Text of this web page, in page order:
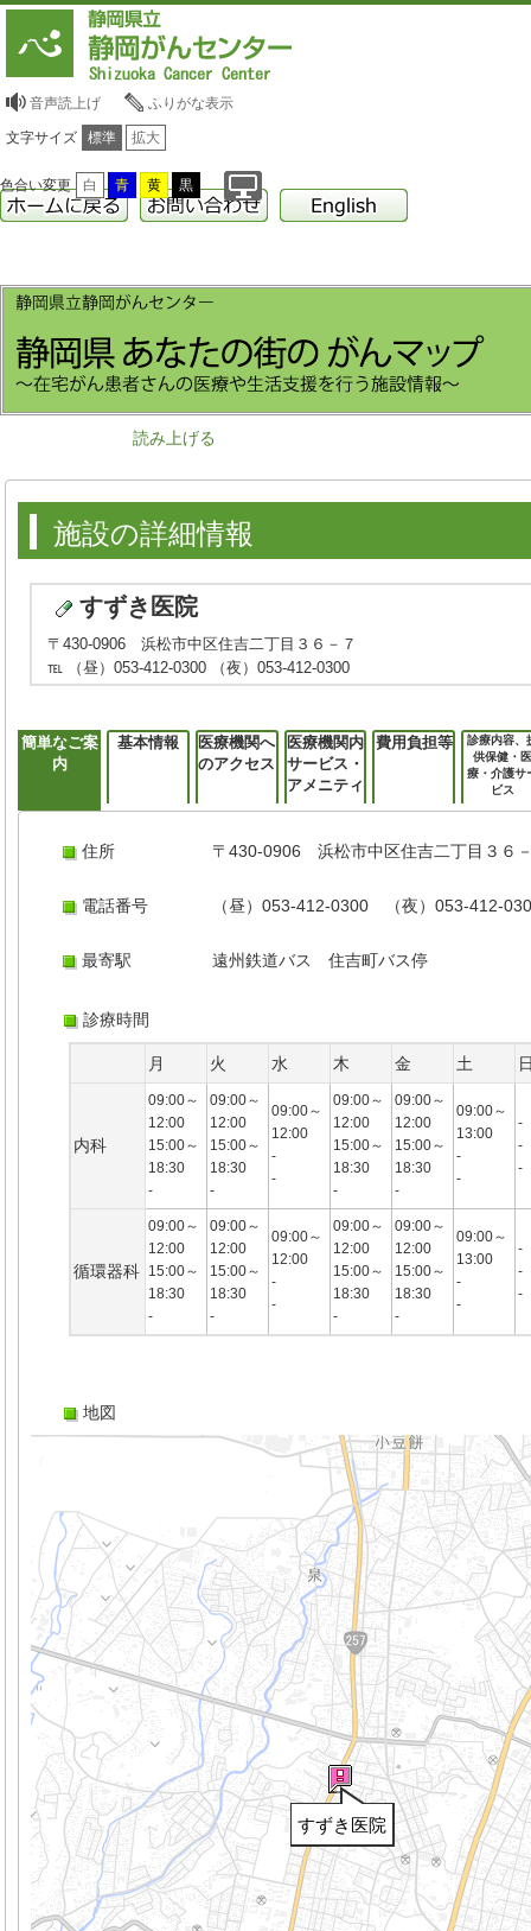
音声読上げ ふりがな表示
文字サイズ 標準 拡大
色合い変更 白 青 黄 黒
読み上げる
施設の詳細情報
すずき医院
〒430-0906 浜松市中区住吉二丁目３６－７
℡ （昼）053-412-0300 （夜）053-412-0300
簡単なご案
内
基本情報
医療機関へ
のアクセス
医療機関内
サービス・
アメニティ
費用負担等
診療内容、
供保健・
療・介護サ
ビス
住所 〒430-0906 浜松市中区住吉二丁目３６
電話番号 （昼）053-412-0300 （夜）053-412-
最寄駅 遠州鉄道バス 住吉町バス停
診療時間
月 火 水 木 金 土
内科
09:00～
12:00
15:00～
18:30
-
09:00～
12:00
15:00～
18:30
-
09:00～
12:00
-
-
09:00～
12:00
15:00～
18:30
-
09:00～
12:00
15:00～
18:30
-
09:00～
13:00
-
-
-
-
-
循環器科
09:00～
12:00
15:00～
18:30
-
09:00～
12:00
15:00～
18:30
-
09:00～
12:00
-
-
09:00～
12:00
15:00～
18:30
-
09:00～
12:00
15:00～
18:30
-
09:00～
13:00
-
-
-
-
-
地図
すずき医院